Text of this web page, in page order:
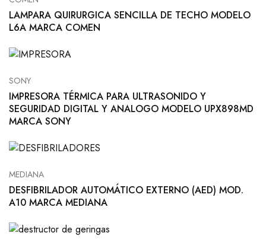
LAMPARA QUIRURGICA SENCILLA DE TECHO MODELO
L6A MARCA COMEN
SONY
IMPRESORA TÉRMICA PARA ULTRASONIDO Y
SEGURIDAD DIGITAL Y ANALOGO MODELO UPX898MD
MARCA SONY
MEDIANA
DESFIBRILADOR AUTOMÁTICO EXTERNO (AED) MOD.
A10 MARCA MEDIANA